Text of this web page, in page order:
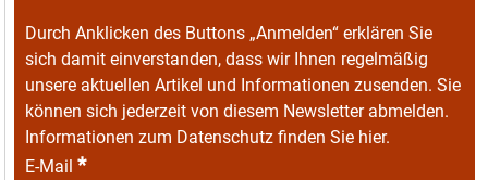
Durch Anklicken des Buttons „Anmelden“ erklären Sie
sich damit einverstanden, dass wir Ihnen regelmäßig
unsere aktuellen Artikel und Informationen zusenden. Sie
können sich jederzeit von diesem Newsletter abmelden.
Informationen zum Datenschutz finden Sie hier.
E-Mail *